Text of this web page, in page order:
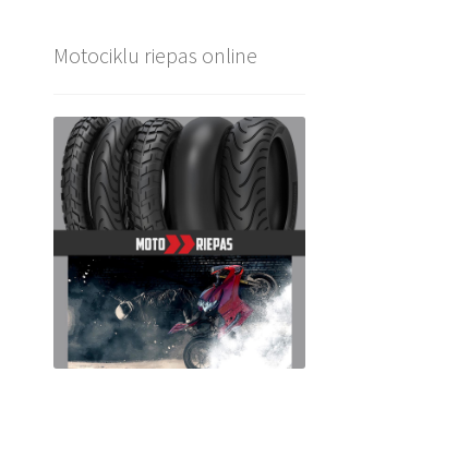
Motociklu riepas online